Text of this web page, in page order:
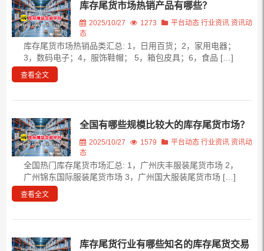
库存尾货市场热销产品有哪些？
2025/10/27 1273 平台动态 行业资讯 资讯动
态
库存尾货市场热销品类汇总: 1，日用百货；2，家用电器；
3，数码电子；4，服饰鞋帽； 5，箱包皮具；6，食品 […]
查看全文
全国有哪些规模比较大的库存尾货市场？
2025/10/27 1579 平台动态 行业资讯 资讯动
态
全国热门库存尾货市场汇总: 1，广州庆丰服装尾货市场 2，
广州锦东国际服装尾货市场 3，广州国大服装尾货市场 […]
查看全文
库存尾货行业有哪些知名的库存尾货交易